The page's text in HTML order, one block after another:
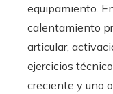
equipamiento.
calentamiento
articular,
ejercicios
creciente y uno